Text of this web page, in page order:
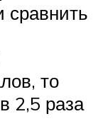
сравнить
то
2,5 раза